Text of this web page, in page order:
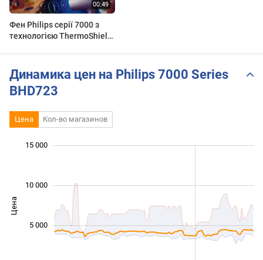
Фен Philips серії 7000 з
технологією ThermoShield
Динамика цен на Philips 7000 Series
BHD723
Цена Кол-во магазинов
Цена
15 000
10 000
5 000